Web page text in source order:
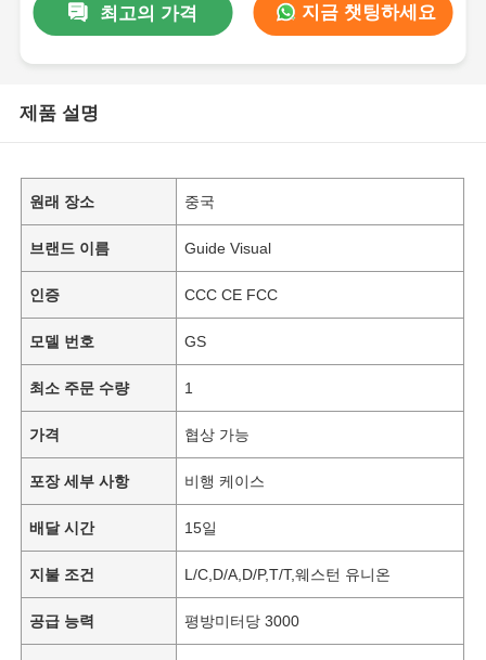
최고의 가격 지금 챗팅하세요
제품 설명
원래 장소 중국
브랜드 이름 Guide Visual
인증 CCC CE FCC
모델 번호 GS
최소 주문 수량 1
가격 협상 가능
포장 세부 사항 비행 케이스
배달 시간 15일
지불 조건 L/C,D/A,D/P,T/T,웨스턴 유니온
공급 능력 평방미터당 3000